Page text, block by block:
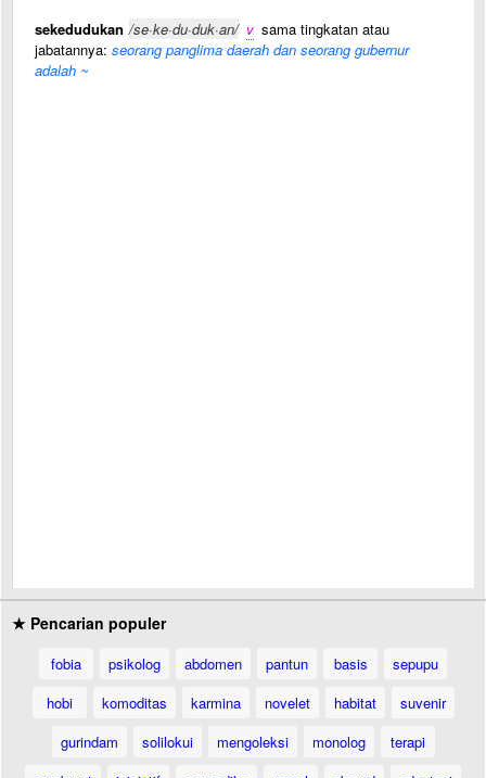
sekedudukan /se·ke·du·duk·an/ v sama tingkatan atau
jabatannya: seorang panglima daerah dan seorang gubernur
adalah ~
★ Pencarian populer
fobia psikolog abdomen pantun basis
sepupu
hobi
komoditas karmina novelet habitat
suvenir
gurindam
solilokui mengoleksi monolog
terapi